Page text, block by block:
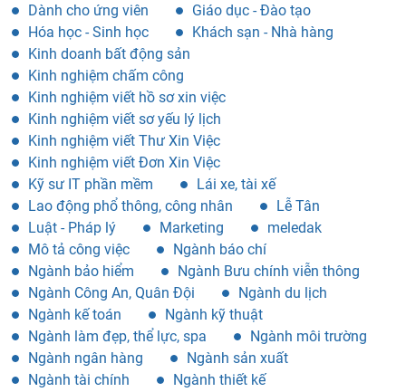
Dành cho ứng viên
Giáo dục - Đào tạo
Hóa học - Sinh học
Khách sạn - Nhà hàng
Kinh doanh bất động sản
Kinh nghiệm chấm công
Kinh nghiệm viết hồ sơ xin việc
Kinh nghiệm viết sơ yếu lý lịch
Kinh nghiệm viết Thư Xin Việc
Kinh nghiệm viết Đơn Xin Việc
Kỹ sư IT phần mềm
Lái xe, tài xế
Lao động phổ thông, công nhân
Lễ Tân
Luật - Pháp lý
Marketing
meledak
Mô tả công việc
Ngành báo chí
Ngành bảo hiểm
Ngành Bưu chính viễn thông
Ngành Công An, Quân Đội
Ngành du lịch
Ngành kế toán
Ngành kỹ thuật
Ngành làm đẹp, thể lực, spa
Ngành môi trường
Ngành ngân hàng
Ngành sản xuất
Ngành tài chính
Ngành thiết kế